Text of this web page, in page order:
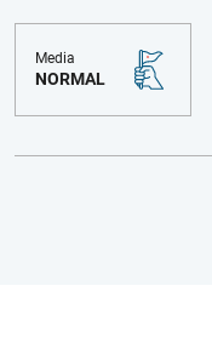
Media
NORMAL